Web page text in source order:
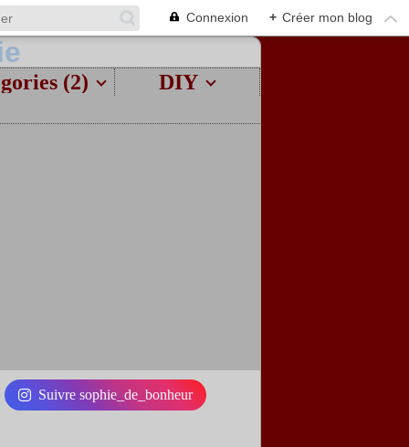
Connexion + Créer mon blog
(2)
DIY
Suivre sophie_de_bonheur